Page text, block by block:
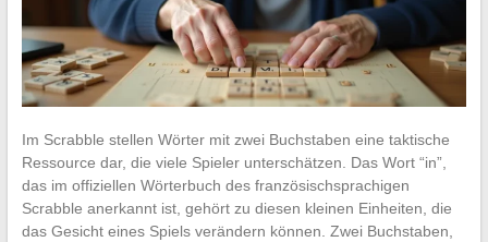
Im Scrabble stellen Wörter mit zwei Buchstaben eine taktische
Ressource dar, die viele Spieler unterschätzen. Das Wort “in”,
das im offiziellen Wörterbuch des französischsprachigen
Scrabble anerkannt ist, gehört zu diesen kleinen Einheiten, die
das Gesicht eines Spiels verändern können. Zwei Buchstaben,